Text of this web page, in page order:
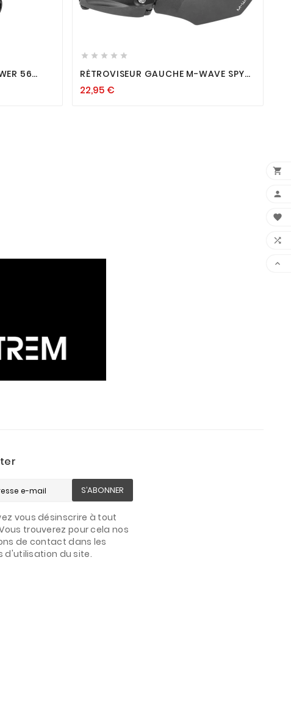
56
    
RÉTROVISEUR GAUCHE M-WAVE SPY
22,95€
S’ABONNER
vous désinscrire à tout
trouverez pour cela nos
de contact dans les
d'utilisation du site.




